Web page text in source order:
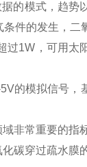
的模式，趋势
件的发生，二
过1W，可用太
的模拟信号，
非常重要的指
碳穿过疏水膜